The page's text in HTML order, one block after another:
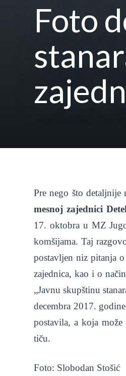
Foto
Pre nego što detaljnije
mesnoj zajednici
17. oktobra u MZ
komšijama. Taj
postavljen niz pitanja
zajednica, kao i o
„Javnu skupštinu
decembra 2017.
postavila, a koja
tiču.
Foto: Slobodan Stošić